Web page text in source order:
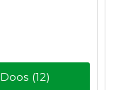
Doos (12)